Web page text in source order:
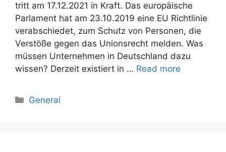
tritt am 17.12.2021 in Kraft. Das europäische
Parlament hat am 23.10.2019 eine EU Richtlinie
verabschiedet, zum Schutz von Personen, die
Verstöße gegen das Unionsrecht melden. Was
müssen Unternehmen in Deutschland dazu
wissen? Derzeit existiert in … Read more
Categories
General